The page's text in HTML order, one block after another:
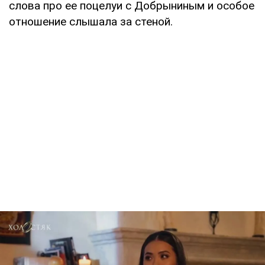
слова про ее поцелуи с Добрыниным и особое
отношение слышала за стеной.